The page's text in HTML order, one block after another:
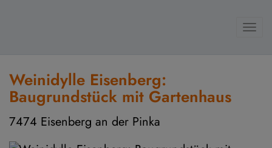
Weinidylle Eisenberg:
Baugrundstück mit Gartenhaus
7474 Eisenberg an der Pinka